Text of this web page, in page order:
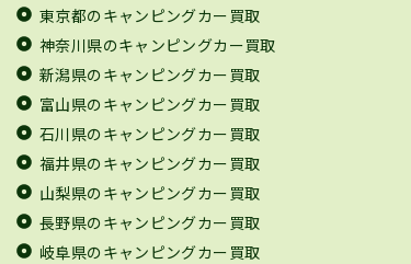
東京都のキャンピングカー買取
神奈川県のキャンピングカー買取
新潟県のキャンピングカー買取
富山県のキャンピングカー買取
石川県のキャンピングカー買取
福井県のキャンピングカー買取
山梨県のキャンピングカー買取
長野県のキャンピングカー買取
岐阜県のキャンピングカー買取